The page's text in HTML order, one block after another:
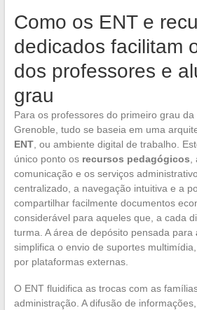
Como os ENT e
dedicados facilitam
dos professores e
grau
Para os professores do primeiro grau da
Grenoble, tudo se baseia em uma
ENT, ou ambiente digital de trabalho.
único ponto os recursos pedagógicos
comunicação e os serviços
centralizado, a navegação intuitiva e a
compartilhar facilmente documentos
considerável para aqueles que, a cada
turma. A área de depósito pensada para
simplifica o envio de suportes
por plataformas externas.
O ENT fluidifica as trocas com as
administração. A difusão de